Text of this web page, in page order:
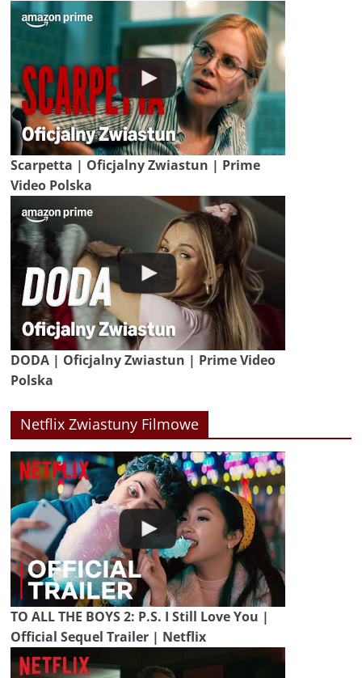
Scarpetta | Oficjalny Zwiastun | Prime
Video Polska
DODA | Oficjalny Zwiastun | Prime Video
Polska
Netflix Zwiastuny Filmowe
TO ALL THE BOYS 2: P.S. I Still Love You |
Official Sequel Trailer | Netflix